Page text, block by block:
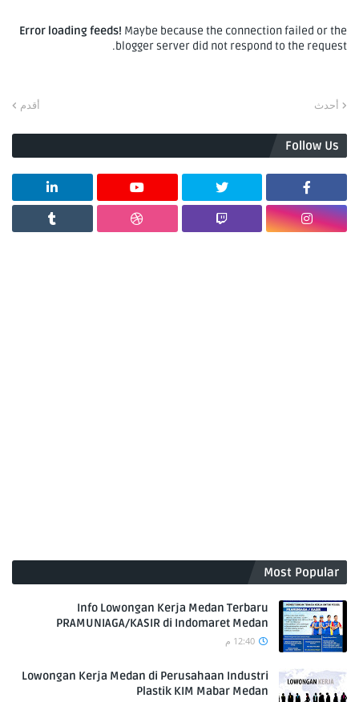
Error loading feeds! Maybe because the connection failed or the
blogger server did not respond to the request.
أحدث أقدم
Follow Us
Most Popular
Info Lowongan Kerja Medan Terbaru
PRAMUNIAGA/KASIR di Indomaret Medan
12:40 م
Lowongan Kerja Medan di Perusahaan Industri
Plastik KIM Mabar Medan